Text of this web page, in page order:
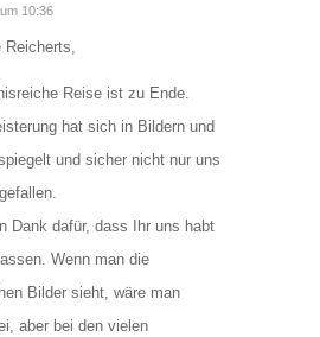
10:36
Reicherts,
Reise ist zu Ende.
hat sich in Bildern und
und sicher nicht nur uns
Dank dafür, dass Ihr uns habt
Wenn man die
Bilder sieht, wäre man
aber bei den vielen